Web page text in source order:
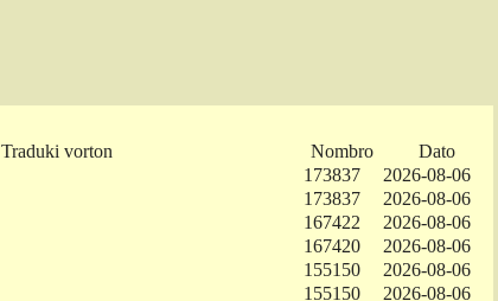
Traduki vorton Nombro
Dato
173837
2026-08-06
173837
2026-08-06
167422
2026-08-06
167420
2026-08-06
155150
2026-08-06
155150
2026-08-06